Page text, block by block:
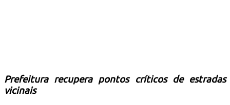
Prefeitura recupera pontos críticos de estradas
vicinais